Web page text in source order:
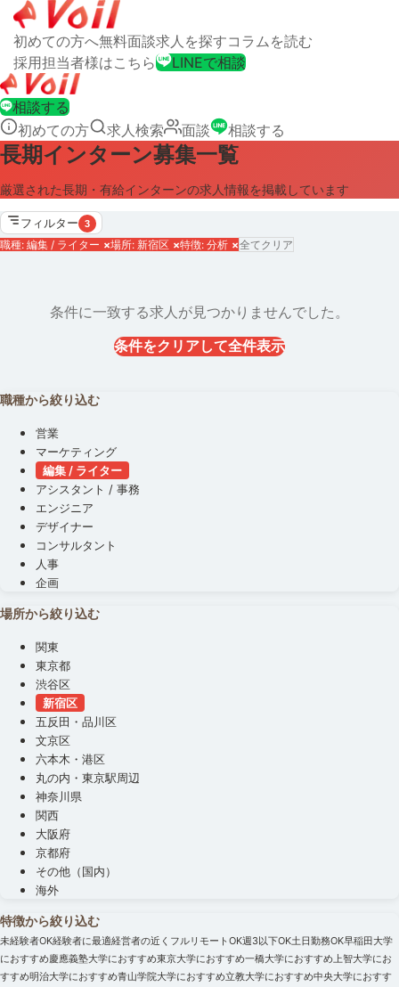
初めての方へ無料面談求人を探すコラムを読む
採用担当者様はこちら
LINEで相談
相談する
初めての方
求人検索 面談 相談する
長期インターン募集一覧
厳選された長期・有給インターンの求人情報を掲載しています
フィルター 3
職種: 編集 / ライター ×場所: 新宿区 ×特徴: 分析 ×全てクリア
条件に一致する求人が見つかりませんでした。
条件をクリアして全件表示
職種から絞り込む
営業
マーケティング
編集 / ライター
アシスタント / 事務
エンジニア
デザイナー
コンサルタント
人事
企画
場所から絞り込む
関東
東京都
渋谷区
新宿区
五反田・品川区
文京区
六本木・港区
丸の内・東京駅周辺
神奈川県
関西
大阪府
京都府
その他（国内）
海外
特徴から絞り込む
未経験者OK経験者に最適経営者の近く フルリモートOK週3以下OK土日勤務OK早稲田大学
におすすめ慶應義塾大学におすすめ東京大学におすすめ一橋大学におすすめ上智大学にお
すすめ明治大学におすすめ青山学院大学におすすめ立教大学におすすめ中央大学におすす